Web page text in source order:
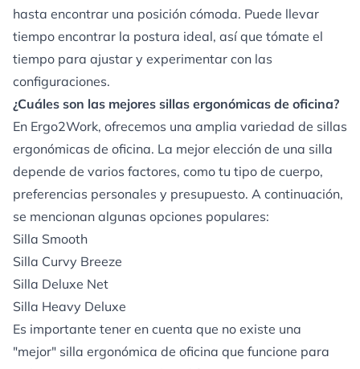
hasta encontrar una posición cómoda. Puede llevar
tiempo encontrar la postura ideal, así que tómate el
tiempo para ajustar y experimentar con las
configuraciones.
¿Cuáles son las mejores sillas ergonómicas de oficina?
En Ergo2Work, ofrecemos una amplia variedad de sillas
ergonómicas de oficina. La mejor elección de una silla
depende de varios factores, como tu tipo de cuerpo,
preferencias personales y presupuesto. A continuación,
se mencionan algunas opciones populares:
Silla Smooth
Silla Curvy Breeze
Silla Deluxe Net
Silla Heavy Deluxe
Es importante tener en cuenta que no existe una
"mejor" silla ergonómica de oficina que funcione para